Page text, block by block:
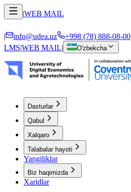
|WEB MAIL
| info@udea.uz
+998 (78) 888-08-00
LMS|WEB MAIL| O'zbekcha
Dasturlar
Qabul
Xalqaro
Talabalar hayoti
Yangiliklar
Biz haqimizda
Xaridlar